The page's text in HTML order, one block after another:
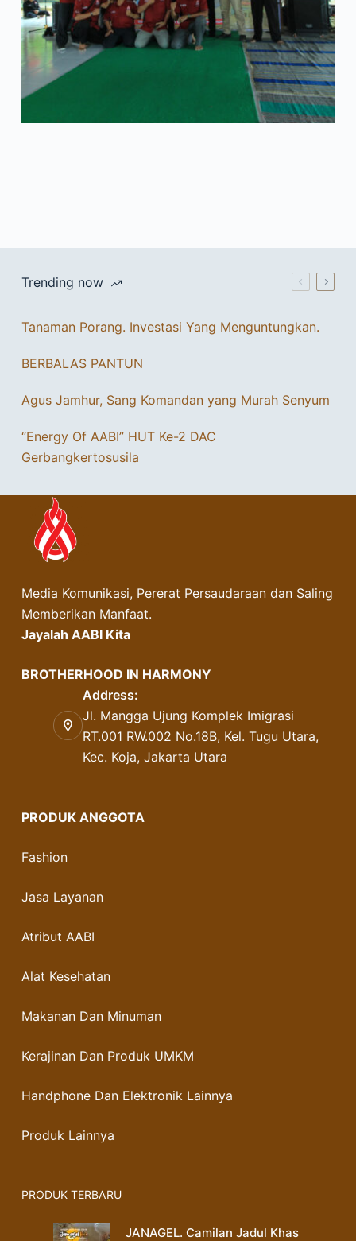
Trending now
Tanaman Porang. Investasi Yang Menguntungkan.
BERBALAS PANTUN
Agus Jamhur, Sang Komandan yang Murah Senyum
“Energy Of AABI” HUT Ke-2 DAC
Gerbangkertosusila
Media Komunikasi, Pererat Persaudaraan dan Saling
Memberikan Manfaat.
Jayalah AABI Kita
BROTHERHOOD IN HARMONY
Address:
Jl. Mangga Ujung Komplek Imigrasi
RT.001 RW.002 No.18B, Kel. Tugu Utara,
Kec. Koja, Jakarta Utara
PRODUK ANGGOTA
Fashion
Jasa Layanan
Atribut AABI
Alat Kesehatan
Makanan Dan Minuman
Kerajinan Dan Produk UMKM
Handphone Dan Elektronik Lainnya
Produk Lainnya
PRODUK TERBARU
JANAGEL. Camilan Jadul Khas